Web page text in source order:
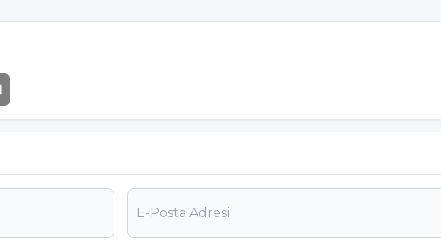
artışı önemli bir tetikleyici etkendir. Sosyal alanda kabul
giderek daha önemli olmaya başlar ve fiziksel görünüm
tetikleyebilir” diye konuştu.
çeşitli şekillerde anlaşılabileceğini kaydederek bu
hakkında takıntılı bir hale gelmek, kilo ve görünümle ilgili aşırı
yapmak, tuvalette uzun süreler kalmak, yiyecek saklamak,